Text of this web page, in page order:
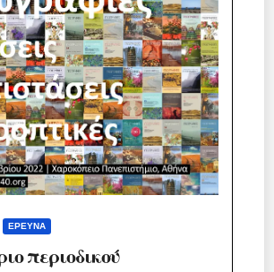
ΈΡΕΥΝΑ
περιοδικού